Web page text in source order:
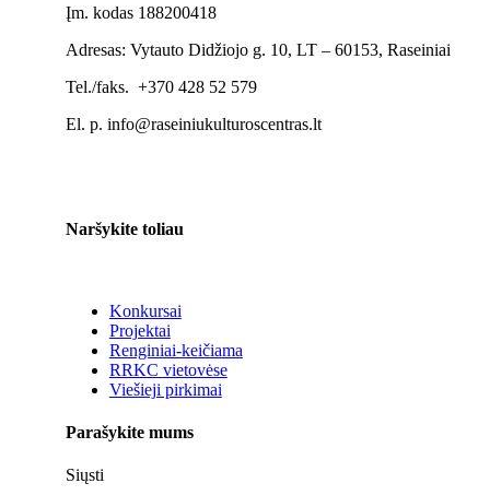
Įm. kodas 188200418
Adresas: Vytauto Didžiojo g. 10, LT – 60153, Raseiniai
Tel./faks. +370 428 52 579
El. p. info@raseiniukulturoscentras.lt
Naršykite toliau
Konkursai
Projektai
Renginiai-keičiama
RRKC vietovėse
Viešieji pirkimai
Parašykite mums
Siųsti